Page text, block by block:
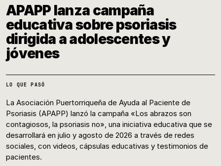
APAPP lanza campaña
educativa sobre psoriasis
dirigida a adolescentes y
jóvenes
LO QUE PASÓ
La Asociación Puertorriqueña de Ayuda al Paciente de
Psoriasis (APAPP) lanzó la campaña «Los abrazos son
contagiosos, la psoriasis no», una iniciativa educativa que se
desarrollará en julio y agosto de 2026 a través de redes
sociales, con videos, cápsulas educativas y testimonios de
pacientes.